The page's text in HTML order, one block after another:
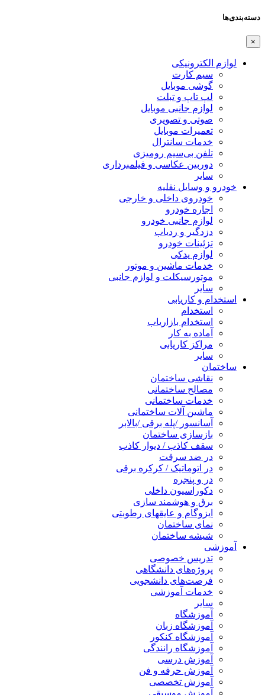
دسته‌بندی‌ها
×
لوازم الکترونیکی
سیم کارت
گوشی موبایل
لپ تاپ و تبلت
لوازم جانبی موبایل
صوتی و تصویری
تعمیرات موبایل
خدمات سانترال
تلفن بی‌سیم رومیزی
دوربین عکاسی و فیلمبرداری
سایر
خودرو و وسایل نقلیه
خودروی داخلی و خارجی
اجاره خودرو
لوازم جانبی خودرو
دزدگیر و ردیاب
تزئینات خودرو
لوازم یدکی
خدمات ماشین و موتور
موتورسیکلت و لوازم جانبی
سایر
استخدام و کاریابی
استخدام
استخدام بازاریاب
آماده به کار
مراکز کاریابی
سایر
ساختمان
نقاشی ساختمان
مصالح ساختمانی
خدمات ساختمانی
ماشین آلات ساختمانی
آسانسور /پله برقی /بالابر
بازسازی ساختمان
سقف کاذب / دیوار کاذب
در ضد سرقت
در اتوماتیک / کرکره برقی
در و پنجره
دکوراسیون داخلی
برق و هوشمند سازی
ایزوگام و عایقهای رطوبتی
نمای ساختمان
شیشه ساختمان
آموزشی
تدریس خصوصی
پروژه‌های دانشگاهی
فرصت‌های دانشجویی
خدمات آموزشی
سایر
آموزشگاه
آموزشگاه زبان
آموزشگاه کنکور
آموزشگاه رانندگی
آموزش درسی
آموزش حرفه و فن
آموزش تخصصی